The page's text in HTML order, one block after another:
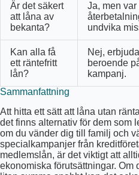
Är det säkert
att låna av
bekanta?
Ja, men var
undvika
Kan alla få
ett räntefritt
lån?
Nej,
beroende
kampanj.
Sammanfattning
Att hitta ett sätt att låna utan
det finns alternativ för dem som
om du vänder dig till familj och
specialkampanjer från
medlemslån, är det viktigt att
ekonomiska förutsättningar. Om